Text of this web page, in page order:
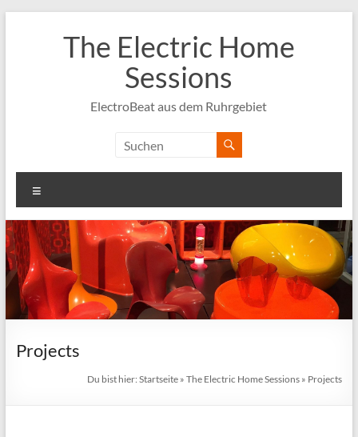
The Electric Home
Sessions
ElectroBeat aus dem Ruhrgebiet
Projects
Du bist hier:Startseite »The Electric Home Sessions » Projects